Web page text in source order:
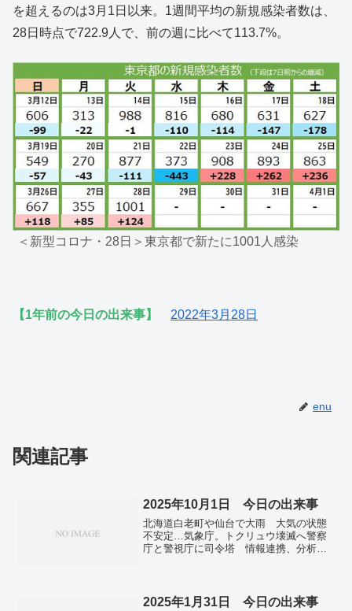
を超えるのは3月1日以来。1週間平均の新規感染者数は、
28日時点で722.9人で、前の週に比べて113.7%。
＜新型コロナ・28日＞東京都で新たに1001人感染
【1年前の今日の出来事】 2022年3月28日
enu
関連記事
2025年10月1日 今日の出来事
北海道白老町や仙台で大雨 大気の状態
不安定…気象庁。トクリュウ壊滅へ警察
庁と警視庁に司令塔 情報連携、分析強
スタート ８日間で２３億人移動。「自
2025年1月31日 今日の出来事